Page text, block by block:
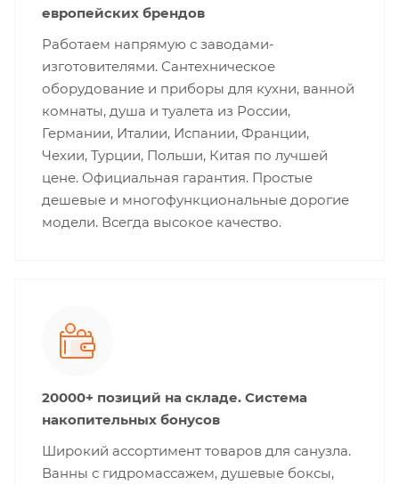
европейских брендов
Работаем напрямую с заводами-
изготовителями. Сантехническое
оборудование и приборы для кухни, ванной
комнаты, душа и туалета из России,
Германии, Италии, Испании, Франции,
Чехии, Турции, Польши, Китая по лучшей
цене. Официальная гарантия. Простые
дешевые и многофункциональные дорогие
модели. Всегда высокое качество.
20000+ позиций на складе. Система
накопительных бонусов
Широкий ассортимент товаров для санузла.
Ванны с гидромассажем, душевые боксы,